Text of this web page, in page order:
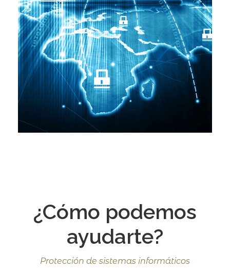
¿Cómo podemos
ayudarte?
Protección de sistemas informáticos